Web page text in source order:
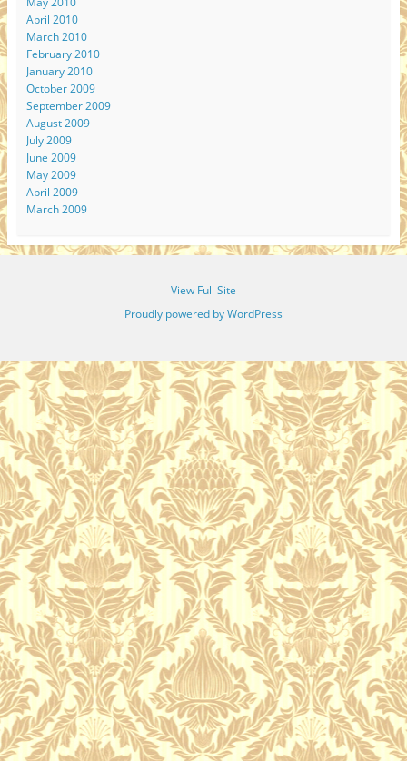
April 2010
March 2010
February 2010
January 2010
October 2009
September 2009
August 2009
July 2009
June 2009
May 2009
April 2009
March 2009
View Full Site
Proudly powered by WordPress